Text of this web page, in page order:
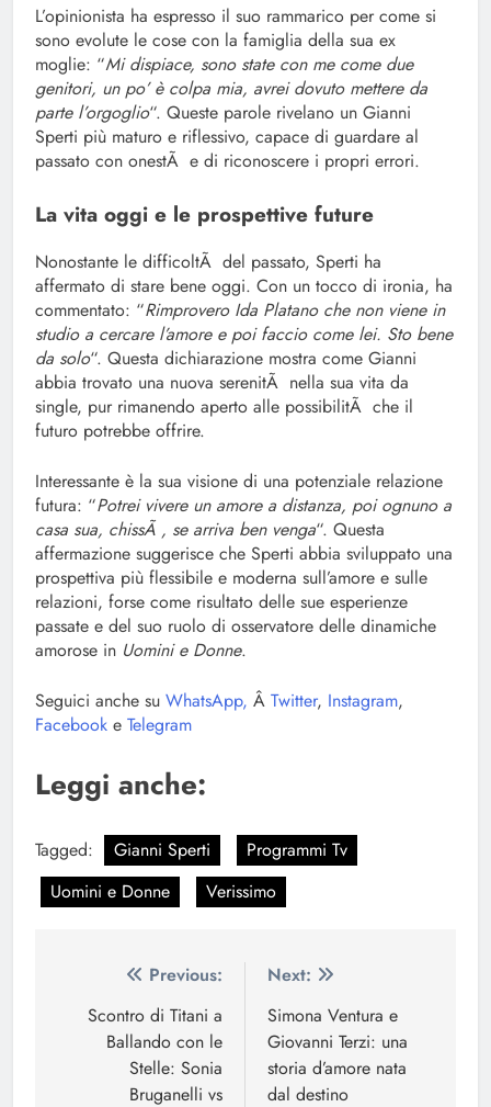
L’opinionista ha espresso il suo rammarico per come si
sono evolute le cose con la famiglia della sua ex
moglie: “Mi dispiace, sono state con me come due
genitori, un po’ è colpa mia, avrei dovuto mettere da
parte l’orgoglio“. Queste parole rivelano un Gianni
Sperti più maturo e riflessivo, capace di guardare al
passato con onestÃ e di riconoscere i propri errori.
La vita oggi e le prospettive future
Nonostante le difficoltÃ del passato, Sperti ha
affermato di stare bene oggi. Con un tocco di ironia, ha
commentato: “Rimprovero Ida Platano che non viene in
studio a cercare l’amore e poi faccio come lei. Sto bene
da solo“. Questa dichiarazione mostra come Gianni
abbia trovato una nuova serenitÃ nella sua vita da
single, pur rimanendo aperto alle possibilitÃ che il
futuro potrebbe offrire.
Interessante è la sua visione di una potenziale relazione
futura: “Potrei vivere un amore a distanza, poi ognuno a
casa sua, chissÃ , se arriva ben venga“. Questa
affermazione suggerisce che Sperti abbia sviluppato una
prospettiva più flessibile e moderna sull’amore e sulle
relazioni, forse come risultato delle sue esperienze
passate e del suo ruolo di osservatore delle dinamiche
amorose in Uomini e Donne.
Seguici anche su WhatsApp, Â Twitter, Instagram,
Facebook e Telegram
Leggi anche:
Tagged: Gianni Sperti
Programmi Tv
Uomini e Donne
Verissimo
Navigazione
articoli
Previous:
Scontro di Titani a
Ballando con le
Stelle: Sonia
Bruganelli vs
Next:
Simona Ventura e
Giovanni Terzi: una
storia d’amore nata
dal destino